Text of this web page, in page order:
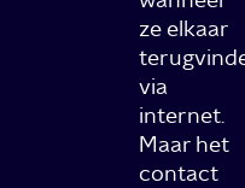
ze elkaar
via
internet.
Maar het
contact